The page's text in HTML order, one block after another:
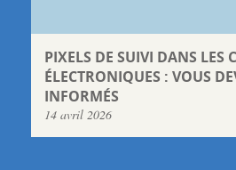
PIXELS DE SUIVI DANS LES
ÉLECTRONIQUES : VOUS
INFORMÉS
14 avril 2026